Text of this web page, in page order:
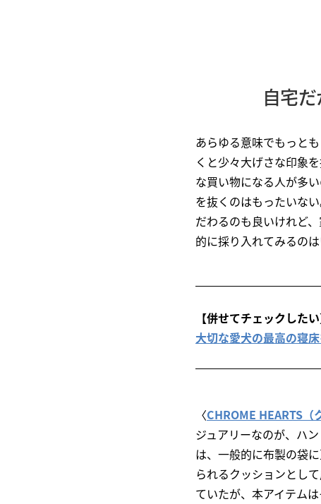
自宅
あらゆる意味でもっと
くと少々大げさな印象
な買い物になる人が多
を抜くのはもったいな
だわるのも良いけれど
的に採り入れてみるのは
【併せてチェックしたい
大切な愛犬の最高の寝
〈CHROME HEARTS（
ジュアリーなのが、ハ
は、一般的に布製の袋
られるクッションとし
ていたが、本アイテム